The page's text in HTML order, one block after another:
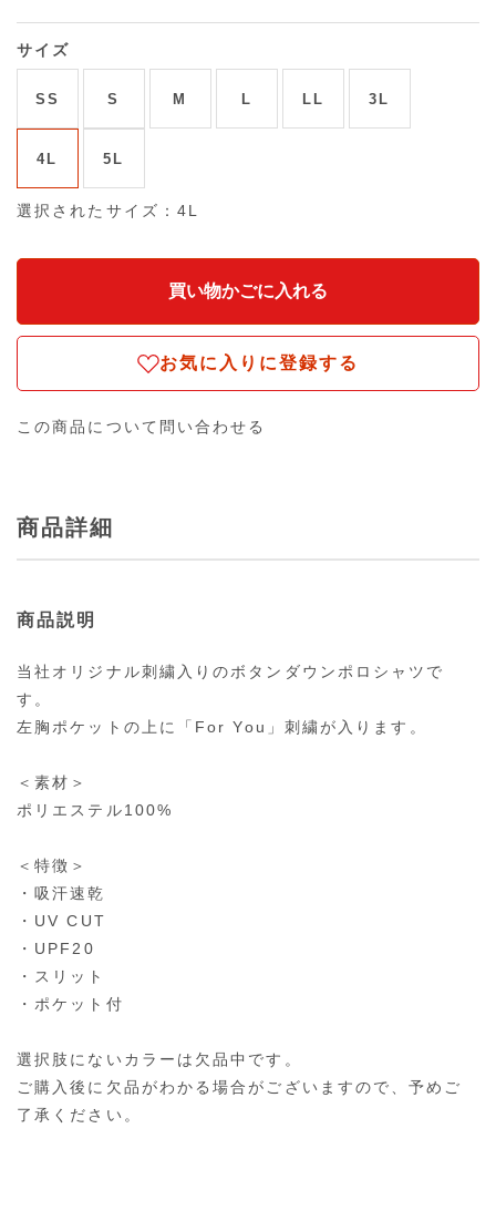
サイズ
SS S M L LL 3L
4L 5L
選択されたサイズ：4L
お気に入りに登録する
この商品について問い合わせる
商品詳細
商品説明
当社オリジナル刺繍入りのボタンダウンポロシャツで
す。
左胸ポケットの上に「For You」刺繍が入ります。
＜素材＞
ポリエステル100%
＜特徴＞
・吸汗速乾
・UV CUT
・UPF20
・スリット
・ポケット付
選択肢にないカラーは欠品中です。
ご購入後に欠品がわかる場合がございますので、予めご
了承ください。